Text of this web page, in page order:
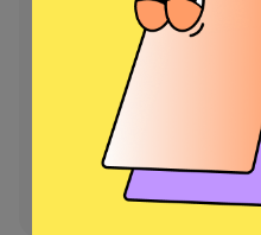
지 크기를 조정합니다.
사용 약관에 대한 추가 정보는 다
https://
지금 디자이너를 다운로드하고 새